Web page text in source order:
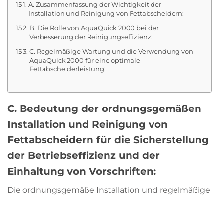
A. Zusammenfassung der Wichtigkeit der
Installation und Reinigung von Fettabscheidern:
B. Die Rolle von AquaQuick 2000 bei der
Verbesserung der Reinigungseffizienz:
C. Regelmäßige Wartung und die Verwendung von
AquaQuick 2000 für eine optimale
Fettabscheiderleistung:
C. Bedeutung der ordnungsgemäßen
Installation und Reinigung von
Fettabscheidern für die Sicherstellung
der Betriebseffizienz und der
Einhaltung von Vorschriften:
Die ordnungsgemäße Installation und regelmäßige